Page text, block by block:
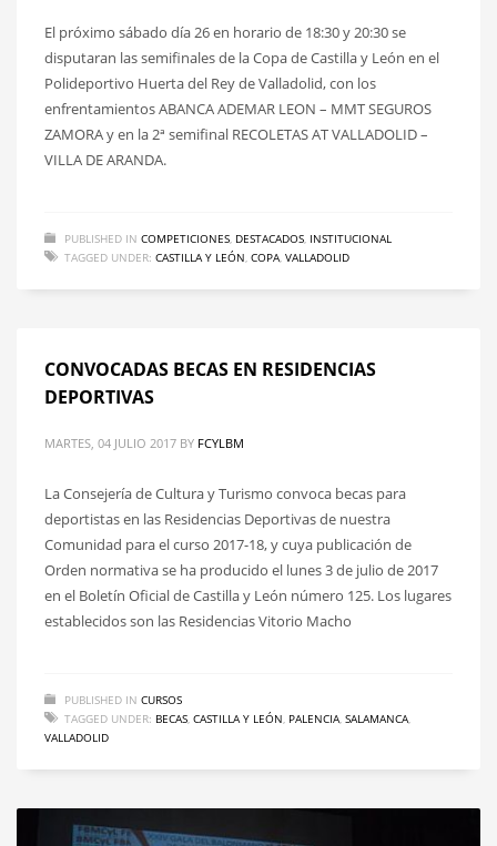
El próximo sábado día 26 en horario de 18:30 y 20:30 se
disputaran las semifinales de la Copa de Castilla y León en el
Polideportivo Huerta del Rey de Valladolid, con los
enfrentamientos ABANCA ADEMAR LEON – MMT SEGUROS
ZAMORA y en la 2ª semifinal RECOLETAS AT VALLADOLID –
VILLA DE ARANDA.
PUBLISHED IN COMPETICIONES DESTACADOS INSTITUCIONAL
TAGGED UNDER: CASTILLA Y LEÓN COPA VALLADOLID
CONVOCADAS BECAS EN RESIDENCIAS
DEPORTIVAS
MARTES, 04 JULIO 2017 BY FCYLBM
La Consejería de Cultura y Turismo convoca becas para
deportistas en las Residencias Deportivas de nuestra
Comunidad para el curso 2017-18, y cuya publicación de
Orden normativa se ha producido el lunes 3 de julio de 2017
en el Boletín Oficial de Castilla y León número 125. Los lugares
establecidos son las Residencias Vitorio Macho
PUBLISHED IN CURSOS
TAGGED UNDER: BECAS CASTILLA Y LEÓN PALENCIA SALAMANCA
VALLADOLID